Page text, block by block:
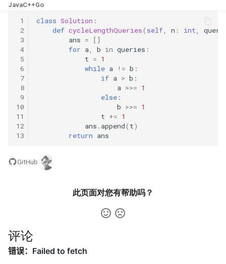
41. 数据流中的中位数
42. 连续子数组的最大和
43. 1 ～ n 整数中 1 出现的次
44. 数字序列中某一位的数字
45. 把数组排成最小的数
48. 最长不含重复字符的子字
49. 丑数
40. 矩阵中最大的矩形
41. 滑动窗口的平均值
42. 最近请求次数
43. 往完全二叉树添加节点
44. 二叉树每层的最大值
45. 二叉树最底层最左边的值
48. 序列化与反序列化二叉树
8.4. 幂集
8.5. 递归乘法
8.6. 汉诺塔问题
8.7. 无重复字符串的排列组合
8.8. 有重复字符串的排列组合
8.9. 括号
8.12. 八皇后
JavaC++Go
1
2
3
4
5
6
7
8
9
10
11
12
13
class Solution :
def cycleLengthQueries( self, n : int,
ans =
[]
for a, b in queries :
t = 1
while a != b :
if a > b :
a >>= 1
else :
b >>= 1
t += 1
ans . append( t)
return ans
GitHub
此页面对您有帮助吗？
评论